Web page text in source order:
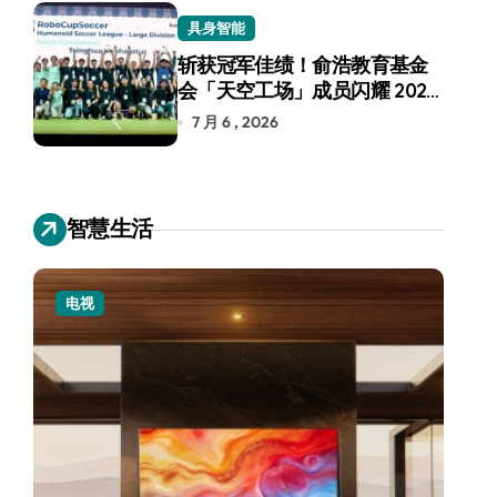
具身智能
斩获冠军佳绩！俞浩教育基金
会「天空工场」成员闪耀 2026
RoboCup 机器人世界杯
7 月 6 , 2026
智慧生活
小家电